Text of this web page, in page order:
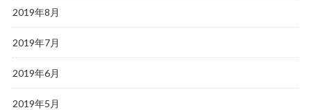
2019年8月
2019年7月
2019年6月
2019年5月